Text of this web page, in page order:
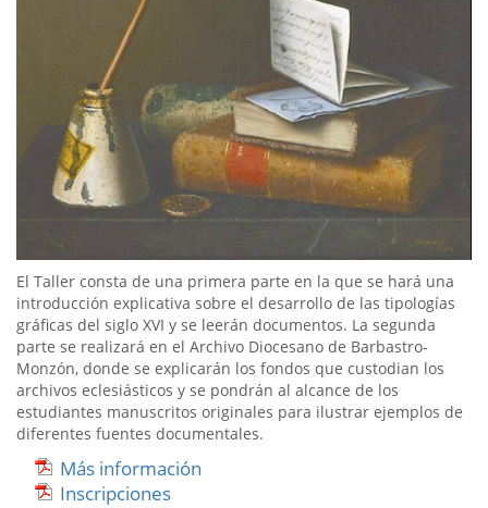
El Taller consta de una primera parte en la que se hará una
introducción explicativa sobre el desarrollo de las tipologías
gráficas del siglo XVI y se leerán documentos. La segunda
parte se realizará en el Archivo Diocesano de Barbastro-
Monzón, donde se explicarán los fondos que custodian los
archivos eclesiásticos y se pondrán al alcance de los
estudiantes manuscritos originales para ilustrar ejemplos de
diferentes fuentes documentales.
Más información
Inscripciones